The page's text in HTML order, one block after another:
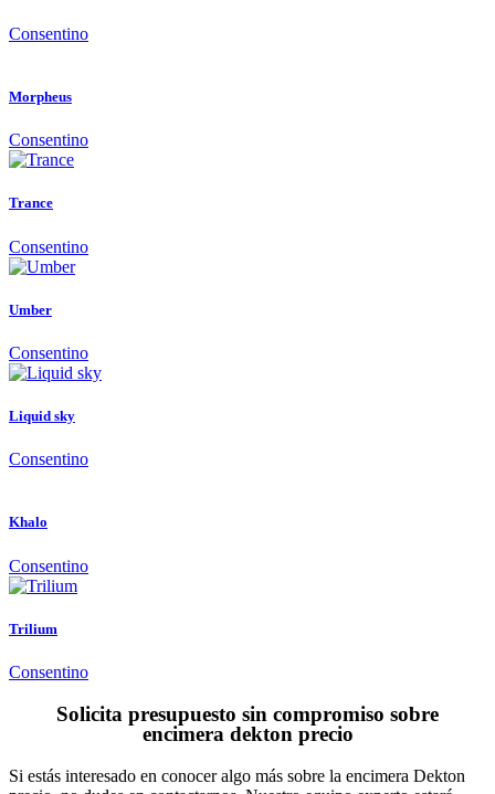
Consentino
Morpheus
Consentino
Trance
Consentino
Umber
Consentino
Liquid sky
Consentino
Khalo
Consentino
Trilium
Consentino
Solicita presupuesto sin compromiso sobre
encimera dekton precio
Si estás interesado en conocer algo más sobre la encimera Dekton